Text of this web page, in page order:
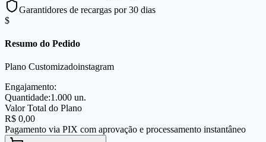
Garantidores de recargas por 30 dias
$
Resumo do Pedido
Plano Customizadoinstagram
Engajamento:
Quantidade:1.000 un.
Valor Total do Plano
R$ 0,00
Pagamento via PIX com aprovação e processamento instantâneo